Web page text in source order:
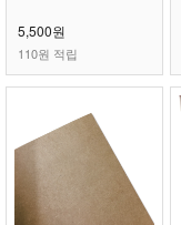
5,500원
110원 적립